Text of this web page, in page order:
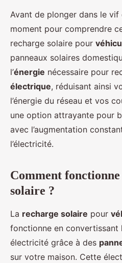
Avant de plonger dans le vif
moment pour comprendre
recharge solaire pour
panneaux solaires
l’énergie nécessaire pour
électrique, réduisant ainsi
l’énergie du réseau et vos
une option attrayante pour
avec l’augmentation
l’électricité.
Comment
solaire ?
La recharge solaire pour
fonctionne en convertissant
électricité grâce à des
sur votre maison. Cette